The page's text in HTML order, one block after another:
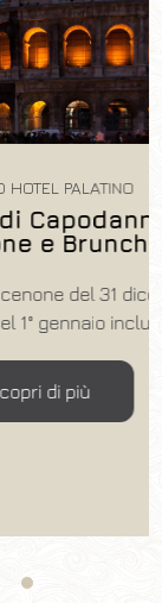
con
e